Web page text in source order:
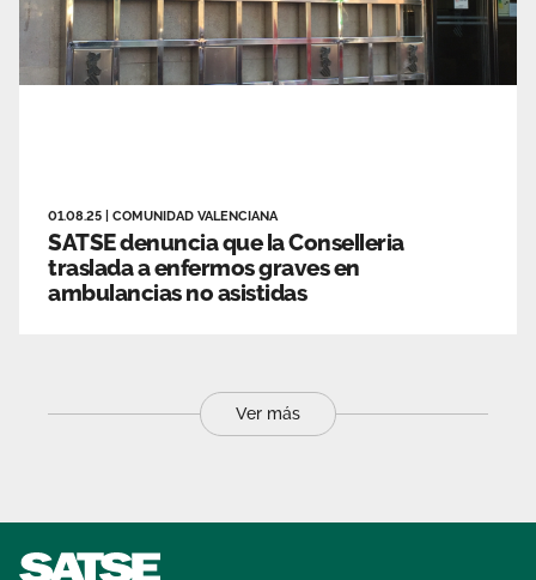
01.08.25 COMUNIDAD VALENCIANA
SATSE denuncia que la Conselleria
traslada a enfermos graves en
ambulancias no asistidas
Ver más